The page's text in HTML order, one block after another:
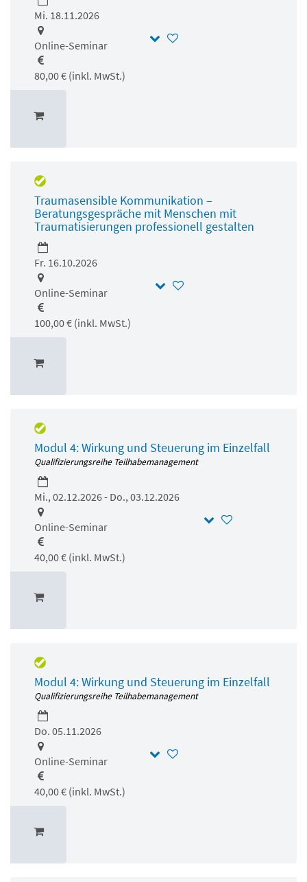
Mi. 18.11.2026
Online-Seminar
80,00 € (inkl. MwSt.)
Traumasensible Kommunikation –
Beratungsgespräche mit Menschen mit
Traumatisierungen professionell gestalten
Fr. 16.10.2026
Online-Seminar
100,00 € (inkl. MwSt.)
Modul 4: Wirkung und Steuerung im Einzelfall
Qualifizierungsreihe Teilhabemanagement
Mi., 02.12.2026 - Do., 03.12.2026
Online-Seminar
40,00 € (inkl. MwSt.)
Modul 4: Wirkung und Steuerung im Einzelfall
Qualifizierungsreihe Teilhabemanagement
Do. 05.11.2026
Online-Seminar
40,00 € (inkl. MwSt.)